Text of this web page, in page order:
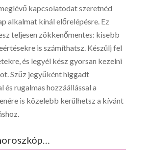
kapcsolatodat szeretnéd
alkalmat kínál előrelépésre. Ez
teljesen zökkenőmentes: kisebb
is számíthatsz. Készülj fel
és legyél kész gyorsan kezelni
Szűz jegyűként higgadt
és rugalmas hozzáállással a
is közelebb kerülhetsz a kívánt